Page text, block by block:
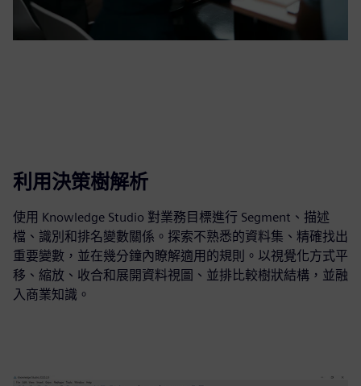
利用決策樹解析
使用 Knowledge Studio 對業務目標進行 Segment、描述
檔、識別和排名變數關係。探索不熟悉的資料集、精確找出
重要變數，並在幾分鐘內瞭解適用的規則。以視覺化方式平
移、縮放、收合和展開資料視圖、並排比較樹狀結構，並融
入商業知識。